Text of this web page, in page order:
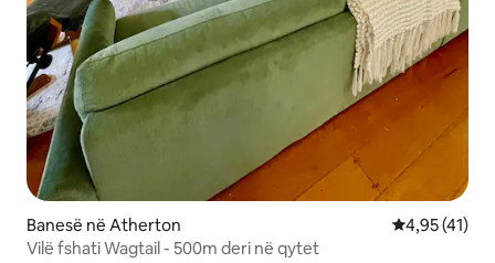
Banesë në Atherton Vlerësimi
4,95 (41)
Vilë fshati Wagtail - 500m deri në qytet